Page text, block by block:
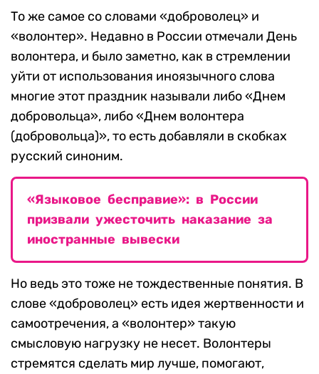
То же самое со словами «доброволец» и
«волонтер». Недавно в России отмечали День
волонтера, и было заметно, как в стремлении
уйти от использования иноязычного слова
многие этот праздник называли либо «Днем
добровольца», либо «Днем волонтера
(добровольца)», то есть добавляли в скобках
русский синоним.
«Языковое бесправие»: в России
призвали ужесточить наказание за
иностранные вывески
Но ведь это тоже не тождественные понятия. В
слове «доброволец» есть идея жертвенности и
самоотречения, а «волонтер» такую
смысловую нагрузку не несет. Волонтеры
стремятся сделать мир лучше, помогают,